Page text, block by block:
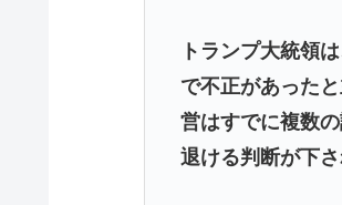
トランプ大統領
で不正があった
営はすでに複数
退ける判断が下さ